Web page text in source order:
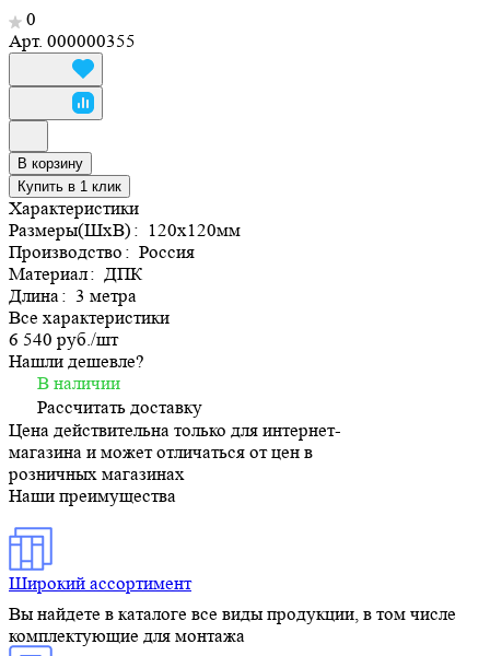
0
Арт. 000000355
В корзину
Купить в 1 клик
Характеристики
Размеры(ШхВ): 120х120мм
Производство: Россия
Материал: ДПК
Длина: 3 метра
Все характеристики
6 540 руб./шт
Нашли дешевле?
В наличии
Рассчитать доставку
Цена действительна только для интернет-
магазина и может отличаться от цен в
розничных магазинах
Наши преимущества
Широкий ассортимент
Вы найдете в каталоге все виды продукции, в том числе
комплектующие для монтажа